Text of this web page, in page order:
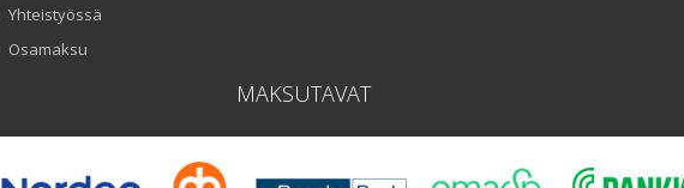
Yhteistyössä
Osamaksu
MAKSUTAVAT